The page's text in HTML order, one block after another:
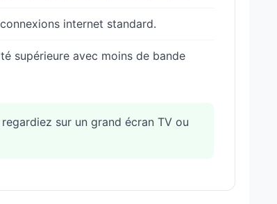
internet standard.
supérieure avec moins de bande
sur un grand écran TV ou